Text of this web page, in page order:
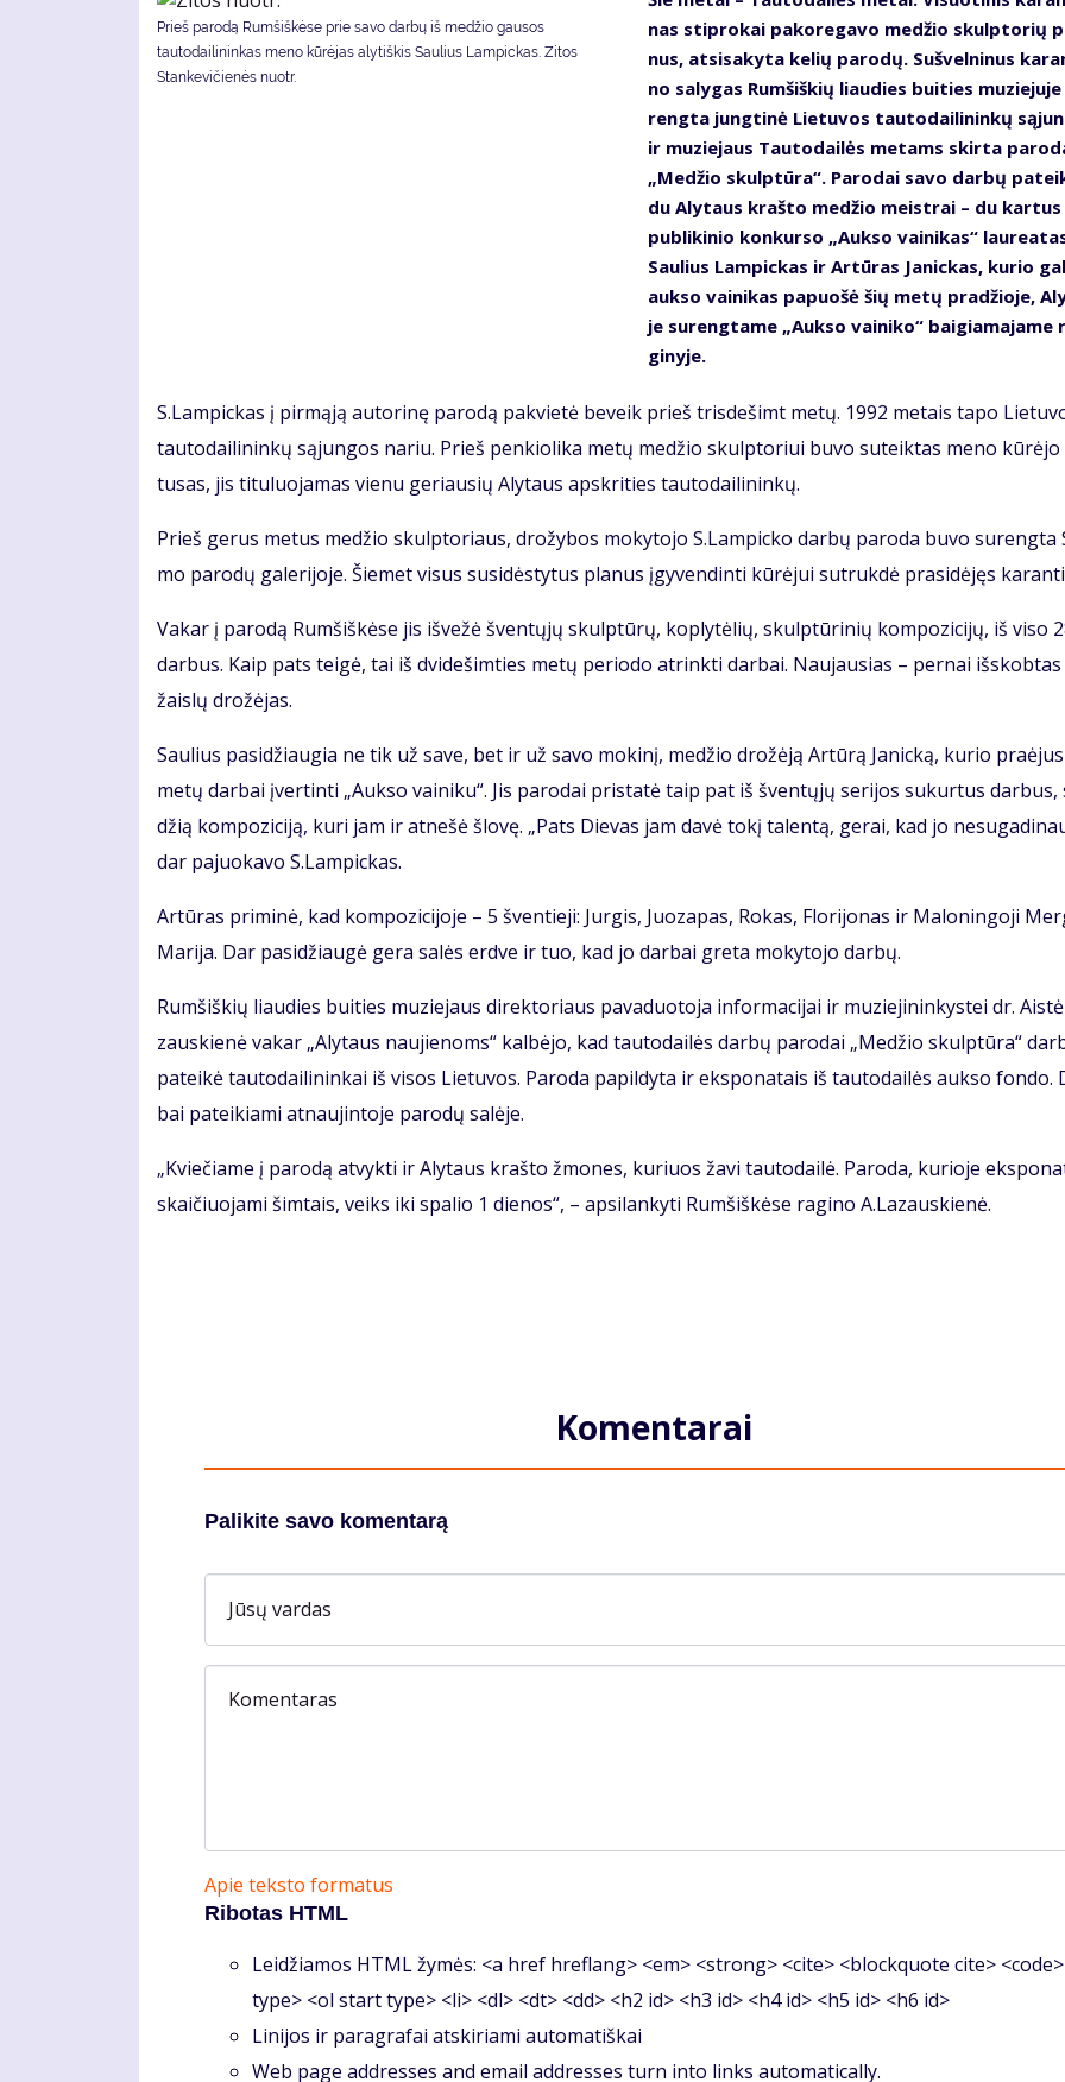
Prieš parodą Rumšiškėse prie savo darbų iš medžio gausos
tautodailininkas meno kūrėjas alytiškis Saulius Lampickas. Zitos
Stankevičienės nuotr.
nas stip­ro­kai pa­ko­re­ga­vo me­džio skulp­to­rių
nus, at­si­sa­ky­ta ke­lių pa­ro­dų. Su­švel­ni­nus
no sa­ly­gas Rum­šiš­kių liau­dies bui­ties
reng­ta jung­ti­nė Lie­tu­vos tau­to­dai­li­nin­kų
ir mu­zie­jaus Tau­to­dai­lės me­tams skir­ta
„Me­džio skulp­tū­ra“. Pa­ro­dai sa­vo dar­bų
du Aly­taus kraš­to me­džio meist­rai – du
pub­li­ki­nio kon­kur­so „Auk­so vai­ni­kas“
Sau­lius Lam­pic­kas ir Ar­tū­ras Ja­nic­kas, ku­rio
auk­so vai­ni­kas pa­puo­šė šių me­tų pra­džio­je,
je su­reng­ta­me „Auk­so vai­ni­ko“ bai­gia­ma­ja­me
gi­ny­je.
S.Lam­pic­kas į pir­mą­ją au­to­ri­nę pa­ro­dą pa­kvie­tė be­veik prieš tris­de­šimt me­tų. 1992 me­tais ta­po
tau­to­dai­li­nin­kų są­jun­gos na­riu. Prieš pen­kio­li­ka me­tų me­džio skulp­to­riui bu­vo su­teik­tas me­no
tu­sas, jis ti­tu­luo­ja­mas vie­nu ge­riau­sių Aly­taus ap­skri­ties tau­to­dai­li­nin­kų.
Prieš ge­rus me­tus me­džio skulp­to­riaus, dro­žy­bos mo­ky­to­jo S.Lam­pic­ko dar­bų pa­ro­da bu­vo su­reng­ta
mo pa­ro­dų ga­le­ri­jo­je. Šie­met vi­sus su­si­dės­ty­tus pla­nus įgy­ven­din­ti kū­rė­jui su­truk­dė pra­si­dė­jęs
Va­kar į pa­ro­dą Rum­šiš­kė­se jis iš­ve­žė šven­tų­jų skulp­tū­rų, kop­ly­tė­lių, skulp­tū­ri­nių kom­po­zi­ci­jų, iš vi­so
dar­bus. Kaip pats tei­gė, tai iš dvi­de­šim­ties me­tų pe­ri­odo at­rink­ti dar­bai. Nau­jau­sias – per­nai iš­skob­tas
žais­lų dro­žė­jas.
Sau­lius pa­si­džiau­gia ne tik už sa­ve, bet ir už sa­vo mo­ki­nį, me­džio dro­žė­ją Ar­tū­rą Ja­nic­ką, ku­rio
me­tų dar­bai įver­tin­ti „Auk­so vai­ni­ku“. Jis pa­ro­dai pri­sta­tė taip pat iš šven­tų­jų se­ri­jos su­kur­tus
džią kom­po­zi­ci­ją, ku­ri jam ir at­ne­šė šlo­vę. „Pats Die­vas jam da­vė to­kį ta­len­tą, ge­rai, kad jo
dar pa­juo­ka­vo S.Lam­pic­kas.
Ar­tū­ras pri­mi­nė, kad kom­po­zi­ci­jo­je – 5 šven­tie­ji: Jur­gis, Juo­za­pas, Ro­kas, Flo­ri­jo­nas ir Ma­lo­nin­go­ji
Ma­ri­ja. Dar pa­si­džiau­gė ge­ra sa­lės erd­ve ir tuo, kad jo dar­bai gre­ta mo­ky­to­jo dar­bų.
Rum­šiš­kių liau­dies bui­ties mu­zie­jaus di­rek­to­riaus pa­va­duo­to­ja in­for­ma­ci­jai ir mu­zie­ji­nin­kys­tei dr.
zaus­kie­nė va­kar „Aly­taus nau­jie­noms“ kal­bė­jo, kad tau­to­dai­lės dar­bų pa­ro­dai „Me­džio skulp­tū­ra“
pa­tei­kė tau­to­dai­li­nin­kai iš vi­sos Lie­tu­vos. Pa­ro­da pa­pil­dy­ta ir eks­po­na­tais iš tau­to­dai­lės auk­so fon­do.
bai pa­tei­kia­mi at­nau­jin­to­je pa­ro­dų sa­lė­je.
„Kvie­čia­me į pa­ro­dą at­vyk­ti ir Aly­taus kraš­to žmo­nes, ku­riuos ža­vi tau­to­dai­lė. Pa­ro­da, ku­rio­je
skai­čiuo­ja­mi šim­tais, veiks iki spa­lio 1 die­nos“, – ap­si­lan­ky­ti Rum­šiš­kė­se ra­gi­no A.La­zaus­kie­nė.
Komentarai
Palikite savo komentarą
Jūsų vardas
Komentaras
Apie teksto formatus
Ribotas HTML
Leidžiamos HTML žymės: <a href hreflang> <em> <strong> <cite> <blockquote cite>
type> <ol start type> <li> <dl> <dt> <dd> <h2 id> <h3 id> <h4 id> <h5 id> <h6 id>
Linijos ir paragrafai atskiriami automatiškai
Web page addresses and email addresses turn into links automatically.